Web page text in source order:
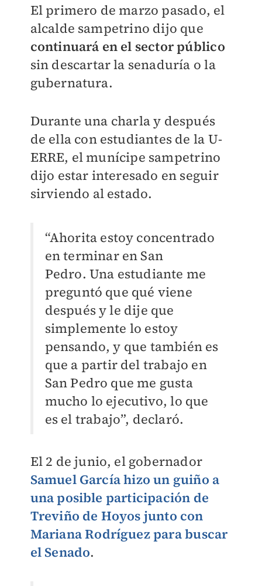
El primero de marzo pasado, el
alcalde sampetrino dijo que
continuará en el sector público
sin descartar la senaduría o la
gubernatura.
Durante una charla y después
de ella con estudiantes de la U-
ERRE, el munícipe sampetrino
dijo estar interesado en seguir
sirviendo al estado.
“Ahorita estoy concentrado
en terminar en San
Pedro. Una estudiante me
preguntó que qué viene
después y le dije que
simplemente lo estoy
pensando, y que también es
que a partir del trabajo en
San Pedro que me gusta
mucho lo ejecutivo, lo que
es el trabajo”, declaró.
El 2 de junio, el gobernador
Samuel García hizo un guiño a
una posible participación de
Treviño de Hoyos junto con
Mariana Rodríguez para buscar
el Senado.